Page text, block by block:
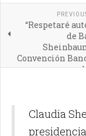
“Respetaré
de
Convención
Claudia